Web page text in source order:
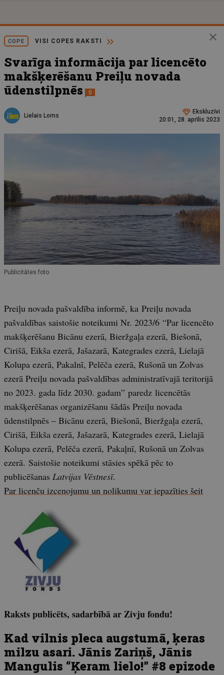
COPE VISI COPES RAKSTI
Svarīga informācija par licencēto
makšķerēšanu Preiļu novada
ūdenstilpnēs
0
Lielais Loms
Ekskluzīvi
20:01, 28. aprīlis 2023
Publicitātes foto
Preiļu novada pašvaldība informē, ka Preiļu novada
pašvaldības saistošie noteikumi Nr. 2023/6 “Par licencēto
makšķerēšanu Bicānu ezerā, Bieržgaļa ezerā, Biešonā,
Cirišā, Eikša ezerā, Jašazarā, Kategrades ezerā, Lielajā
Kolupa ezerā, Pakalnī, Pelēča ezerā, Rušonā un Zolvas
ezerā Preiļu novada pašvaldības administratīvajā teritorijā
no 2023. gada līdz 2030. gadam” paredz licencētās
makšķerēšanas organizēšanu šādās Preiļu novada
ūdenstilpnēs – Bicānu ezerā, Biešonā, Bieržgaļa ezerā,
Cirišā, Eikša ezerā, Jašazarā, Kategrades ezerā, Lielajā
Kolupa ezerā, Pelēča ezerā, Pakaļnī, Rušonā un Zolvas
ezerā. Saistošie noteikumi stāsies spēkā pēc to
publicēšanas Latvijas Vēstnesī.
Par licenču izcenojumu un nolikumu var iepazīties šeit
Raksts publicēts, sadarbībā ar Zivju fondu!
Kad vilnis pleca augstumā, ķeras
milzu asari. Jānis Zariņš, Jānis
Mangulis “Ķeram lielo!” #8 epizode